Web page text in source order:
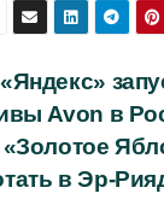
Avon в
в Эр-